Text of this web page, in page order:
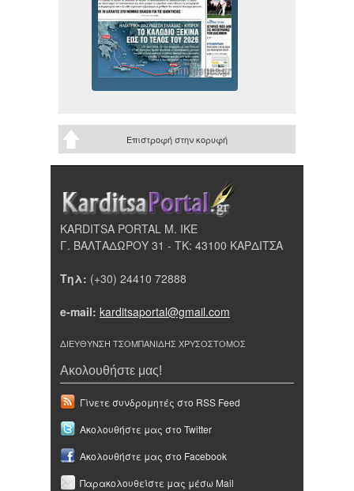
Επιστροφή στην κορυφή
KARDITSA PORTAL Μ. ΙΚΕ
Γ. ΒΑΛΤΑΔΩΡΟΥ 31 - ΤΚ: 43100 ΚΑΡΔΙΤΣΑ
Τηλ: (+30) 24410 72888
e-mail: karditsaportal@gmail.com
ΔΙΕΥΘΥΝΣΗ ΤΣΟΜΠΑΝΙΔΗΣ ΧΡΥΣΟΣΤΟΜΟΣ
Ακολουθήστε μας!
Γίνετε συνδρομητές στο RSS Feed
Ακολουθήστε μας στο Twitter
Ακολουθήστε μας στο Facebook
Παρακολουθείστε μας μέσω Mail